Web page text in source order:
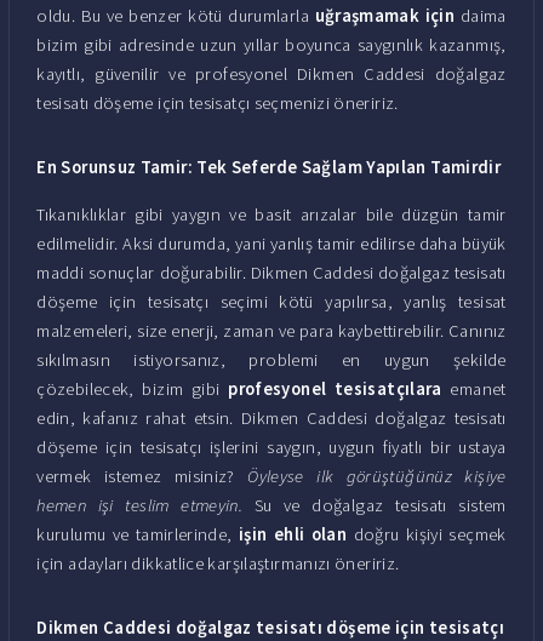
oldu. Bu ve benzer kötü durumlarla uğraşmamak için daima
bizim gibi adresinde uzun yıllar boyunca saygınlık kazanmış,
kayıtlı, güvenilir ve profesyonel Dikmen Caddesi doğalgaz
tesisatı döşeme için tesisatçı seçmenizi öneririz.
En Sorunsuz Tamir: Tek Seferde Sağlam Yapılan Tamirdir
Tıkanıklıklar gibi yaygın ve basit arızalar bile düzgün tamir
edilmelidir. Aksi durumda, yani yanlış tamir edilirse daha büyük
maddi sonuçlar doğurabilir. Dikmen Caddesi doğalgaz tesisatı
döşeme için tesisatçı seçimi kötü yapılırsa, yanlış tesisat
malzemeleri, size enerji, zaman ve para kaybettirebilir. Canınız
sıkılmasın istiyorsanız, problemi en uygun şekilde
çözebilecek, bizim gibi profesyonel tesisatçılara emanet
edin, kafanız rahat etsin. Dikmen Caddesi doğalgaz tesisatı
döşeme için tesisatçı işlerini saygın, uygun fiyatlı bir ustaya
vermek istemez misiniz? Öyleyse ilk görüştüğünüz kişiye
hemen işi teslim etmeyin. Su ve doğalgaz tesisatı sistem
kurulumu ve tamirlerinde, işin ehli olan doğru kişiyi seçmek
için adayları dikkatlice karşılaştırmanızı öneririz.
Dikmen Caddesi doğalgaz tesisatı döşeme için tesisatçı